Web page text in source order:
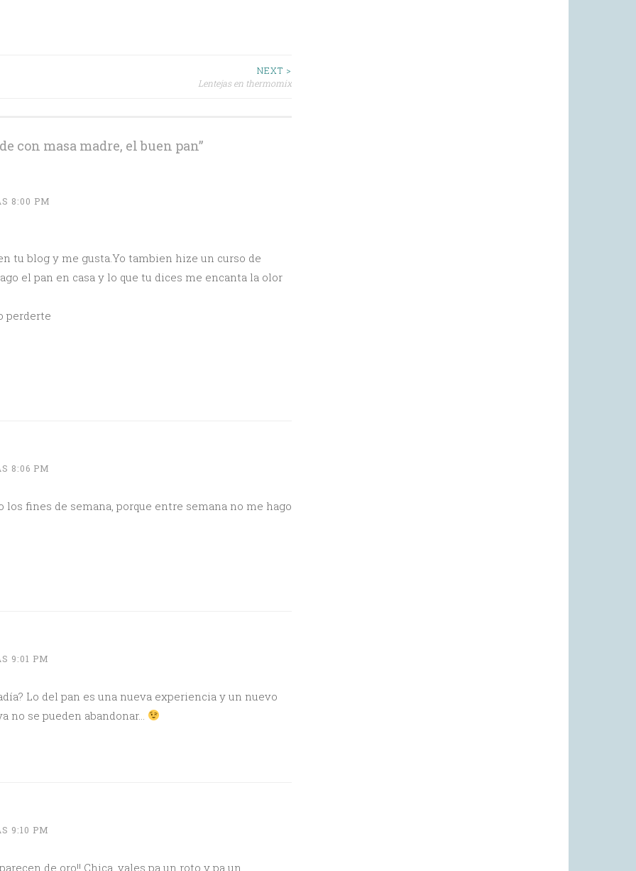
NEXT >
Lentejas en thermomix
con masa madre, el buen pan”
8:00 PM
tu blog y me gusta.Yo tambien hize un curso de
el pan en casa y lo que tu dices me encanta la olor
perderte
8:06 PM
los fines de semana, porque entre semana no me hago
9:01 PM
Lo del pan es una nueva experiencia y un nuevo
no se pueden abandonar…
9:10 PM
de oro!! Chica, vales pa un roto y pa un